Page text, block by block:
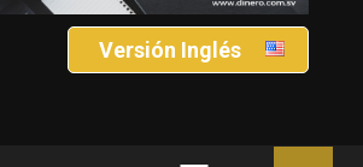
Versión Inglés